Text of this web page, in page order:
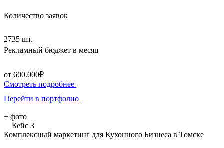
Количество заявок
2735 шт.
Рекламный бюджет в месяц
от 600.000₽
Смотреть подробнее
Перейти в портфолио
+ фото
Кейс 3
Комплексный маркетинг для Кухонного Бизнеса в Томске